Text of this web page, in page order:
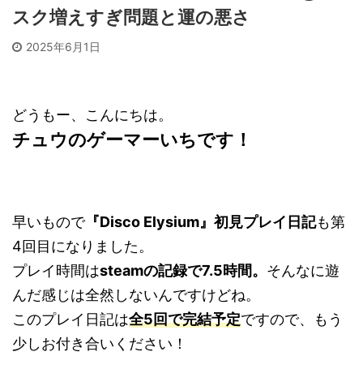
スク増えすぎ問題と運の悪さ
2025年6月1日
どうもー、こんにちは。
チュウのゲーマーいちです！
早いもので『Disco Elysium』初見プレイ日記も第
4回目になりました。
プレイ時間はsteamの記録で7.5時間。 そんなに遊
んだ感じは全然しないんですけどね。
このプレイ日記は全5回で完結予定ですので、もう
少しお付き合いください！